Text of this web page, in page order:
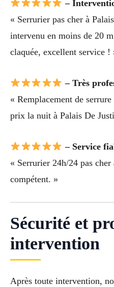
–
« Serrurier pas cher à
intervenu en moins de 20
claquée, excellent service !
– Très
« Remplacement de
prix la nuit à Palais De
– Service
« Serrurier 24h/24 pas
compétent. »
Sécurité et
intervention
Après toute intervention,